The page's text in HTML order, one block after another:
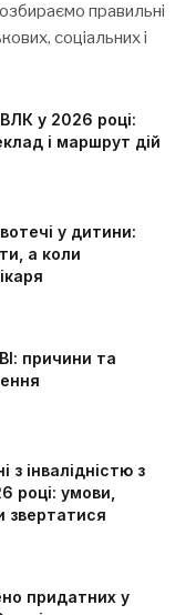
правильні
соціальних і
у 2026 році:
і маршрут дій
у дитини:
а коли
причини та
інвалідністю з
році: умови,
звертатися
придатних у